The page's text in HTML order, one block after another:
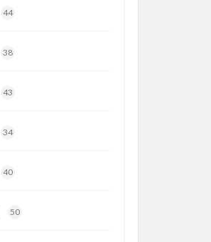
44
38
43
34
40
50